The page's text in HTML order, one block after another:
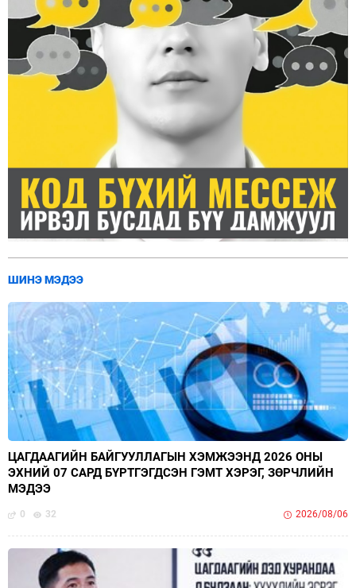
ШИНЭ МЭДЭЭ
ЦАГДААГИЙН БАЙГУУЛЛАГЫН ХЭМЖЭЭНД 2026 ОНЫ
ЭХНИЙ 07 САРД БҮРТГЭГДСЭН ГЭМТ ХЭРЭГ, ЗӨРЧЛИЙН
МЭДЭЭ
0 32 2026/08/06